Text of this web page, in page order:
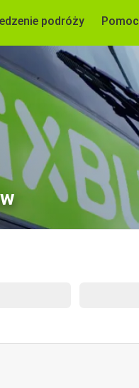
podróży Pomoc